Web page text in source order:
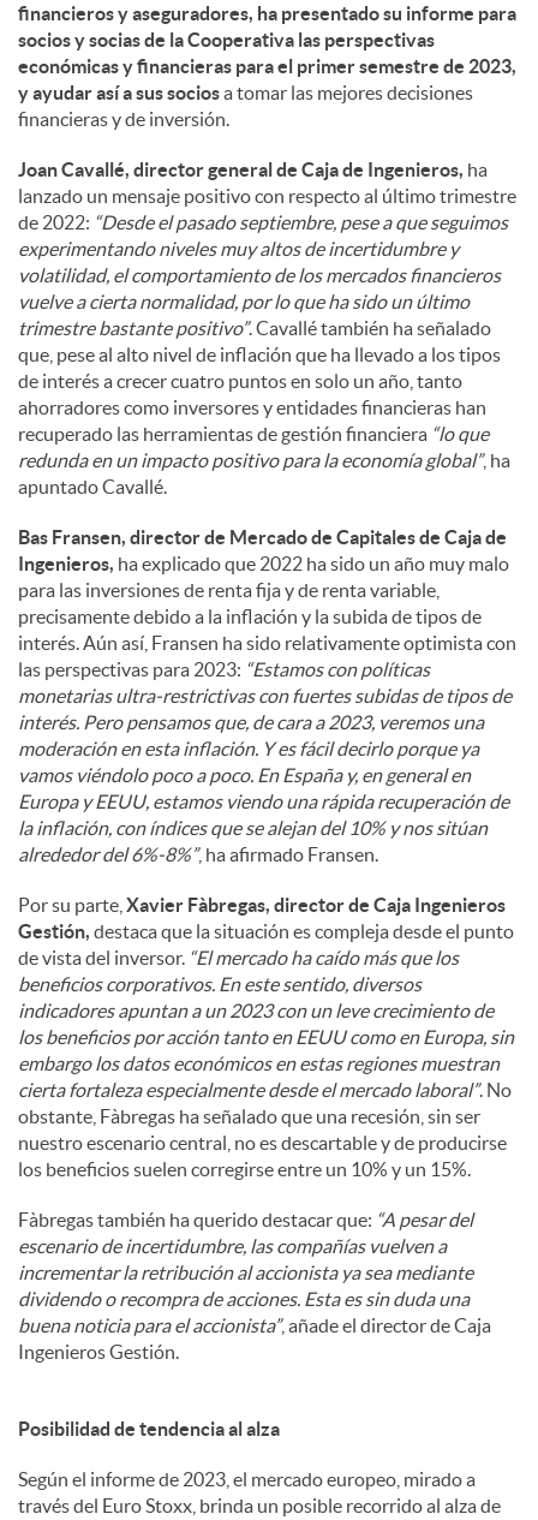
financieros y aseguradores, ha presentado su informe para
socios y socias de la Cooperativa las perspectivas
económicas y financieras para el primer semestre de 2023,
y ayudar así a sus sociosa tomar las mejores decisiones
financieras y de inversión.
Joan Cavallé, director general de Caja de Ingenieros, ha
lanzado un mensaje positivo con respecto al último trimestre
de 2022: “Desde el pasado septiembre, pese a que seguimos
experimentando niveles muy altos de incertidumbre y
volatilidad, el comportamiento de los mercados financieros
vuelve a cierta normalidad, por lo que ha sido un último
trimestre bastante positivo”. Cavallé también ha señalado
que, pese al alto nivel de inflación que ha llevado a los tipos
de interés a crecer cuatro puntos en solo un año, tanto
ahorradores como inversores y entidades financieras han
recuperado las herramientas de gestión financiera “lo que
redunda en un impacto positivo para la economía global”, ha
apuntado Cavallé.
Bas Fransen, director de Mercado de Capitales de Caja de
Ingenieros, ha explicado que 2022 ha sido un año muy malo
para las inversiones de renta fija y de renta variable,
precisamente debido a la inflación y la subida de tipos de
interés. Aún así, Fransen ha sido relativamente optimista con
las perspectivas para 2023: “Estamos con políticas
monetarias ultra-restrictivas con fuertes subidas de tipos de
interés. Pero pensamos que, de cara a 2023, veremos una
moderación en esta inflación. Y es fácil decirlo porque ya
vamos viéndolo poco a poco. En España y, en general en
Europa y EEUU, estamos viendo una rápida recuperación de
la inflación, con índices que se alejan del 10% y nos sitúan
alrededor del 6%-8%”, ha afirmado Fransen.
Por su parte, Xavier Fàbregas, director de Caja Ingenieros
Gestión, destaca que la situación es compleja desde el punto
de vista del inversor. “El mercado ha caído más que los
beneficios corporativos. En este sentido, diversos
indicadores apuntan a un 2023 con un leve crecimiento de
los beneficios por acción tanto en EEUU como en Europa, sin
embargo los datos económicos en estas regiones muestran
cierta fortaleza especialmente desde el mercado laboral”. No
obstante, Fàbregas ha señalado que una recesión, sin ser
nuestro escenario central, no es descartable y de producirse
los beneficios suelen corregirse entre un 10% y un 15%.
Fàbregas también ha querido destacar que: “A pesar del
escenario de incertidumbre, las compañías vuelven a
incrementar la retribución al accionista ya sea mediante
dividendo o recompra de acciones. Esta es sin duda una
buena noticia para el accionista”, añade el director de Caja
Ingenieros Gestión.
Posibilidad de tendencia al alza
Según el informe de 2023, el mercado europeo, mirado a
través del Euro Stoxx, brinda un posible recorrido al alza de